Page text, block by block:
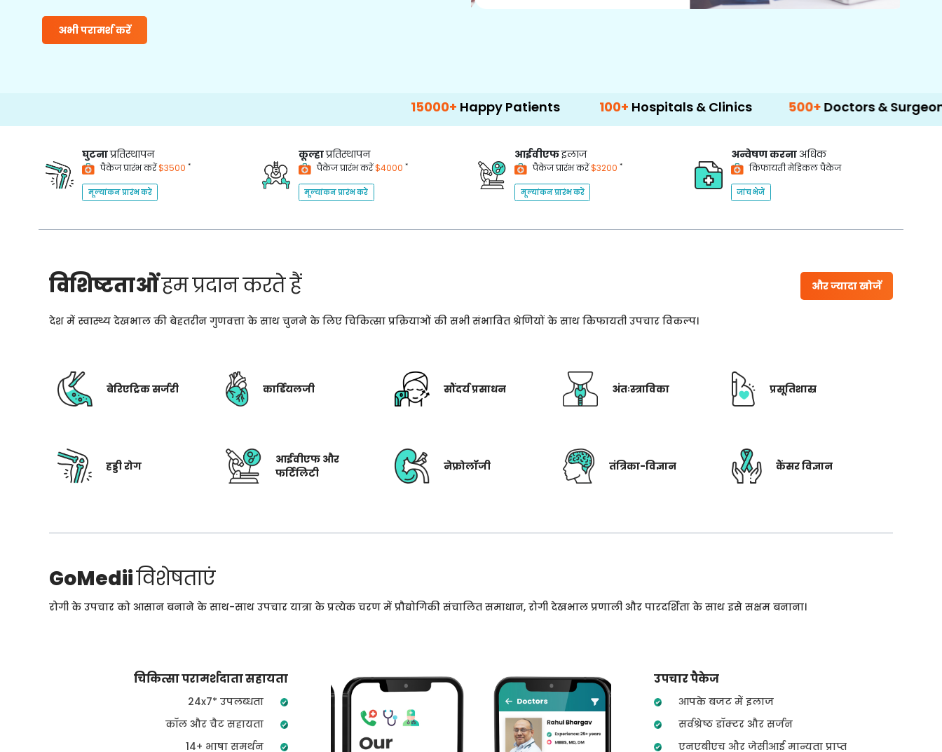
अभी परामर्श करें
Happy Patients 100+Hospitals & Clinics 500+Doctors & Surgeons 14+
घुटनाप्रतिस्थापन
पैकेज प्रारंभ करें$3500 *
मूल्यांकन प्रारंभ करें
कूल्हाप्रतिस्थापन
पैकेज प्रारंभ करें$4000 *
मूल्यांकन प्रारंभ करें
आईवीएफइलाज
पैकेज प्रारंभ करें$3200 *
मूल्यांकन प्रारंभ करें
अन्वेषण करना अधिक
किफायती मेडिकल पैकेज
जांच भेजें
विशिष्टताओंहम प्रदान करते हैं और ज्यादा खोजें
देश में स्वास्थ्य देखभाल की बेहतरीन गुणवत्ता के साथ चुनने के लिए चिकित्सा प्रक्रियाओं की सभी संभावित श्रेणियों के साथ किफायती उपचार विकल्प।
बेरिएट्रिक सर्जरी कार्डियलजी सौंदर्य प्रसाधन अंतःस्त्राविका प्रसूतिशास्र
हड्डी रोग
आईवीएफ और
फर्टिलिटी
नेफ्रोलॉजी तंत्रिका-विज्ञान कैंसर विज्ञान
GoMediiविशेषताएं
रोगी के उपचार को आसान बनाने के साथ-साथ उपचार यात्रा के प्रत्येक चरण में प्रौद्योगिकी संचालित समाधान, रोगी देखभाल प्रणाली और पारदर्शिता के साथ इसे सक्षम बनाना।
चिकित्सा परामर्शदाता सहायता
24x7* उपलब्धता
कॉल और चैट सहायता
14+ भाषा समर्थन
उपचार पैकेज
आपके बजट में इलाज
सर्वश्रेष्ठ डॉक्टर और सर्जन
एनएबीएच और जेसीआई मान्यता प्राप्त